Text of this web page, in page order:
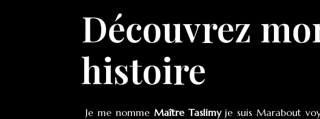
Découvrez
histoire
Je me nomme Maître Taslimyje suis Marabout